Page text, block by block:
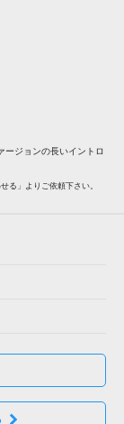
ジョンの長いイントロ
る」よりご依頼下さい。